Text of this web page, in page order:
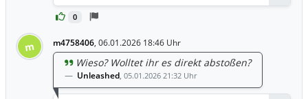
0
m m4758406, 06.01.2026 18:46 Uhr
Wieso? Wolltet ihr es direkt abstoßen?
Unleashed, 05.01.2026 21:32 Uhr